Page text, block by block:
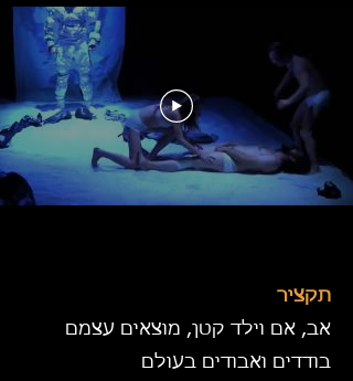
תקציר
אב, אם וילד קטן, מוצאים עצמם
בודדים ואבודים בעולם